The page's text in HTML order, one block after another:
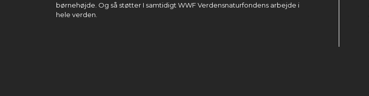
børnehøjde. Og så støtter I samtidigt WWF Verdensnaturfondens arbejde i
hele verden.